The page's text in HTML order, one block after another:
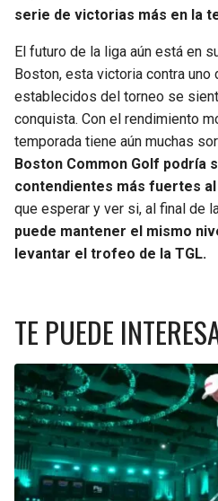
serie de victorias más en la
El futuro de la liga aún está en
Boston, esta victoria contra
establecidos del torneo se
conquista. Con el rendimiento
temporada tiene aún muchas
Boston Common Golf podría
contendientes más fuertes
que esperar y ver si, al final de
puede mantener el mismo
levantar el trofeo de la TGL.
TE PUEDE